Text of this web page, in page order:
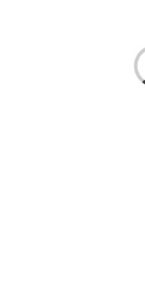
Cargando...